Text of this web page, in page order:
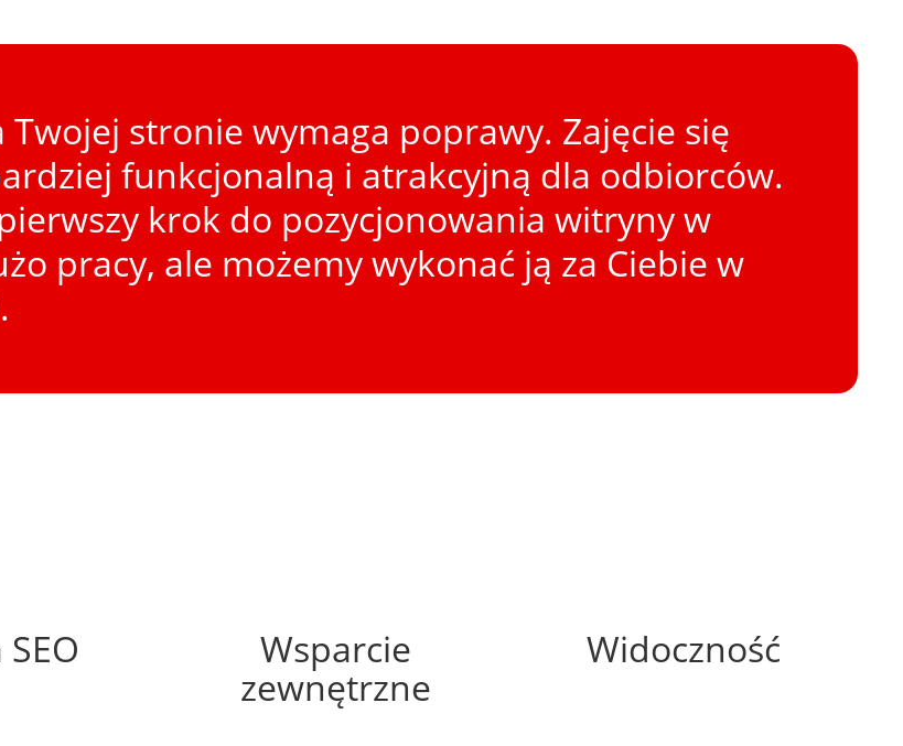
stronie wymaga poprawy. Zajęcie się
funkcjonalną i atrakcyjną dla odbiorców.
krok do pozycjonowania witryny w
pracy, ale możemy wykonać ją za Ciebie w
Wsparcie
zewnętrzne
Widoczność